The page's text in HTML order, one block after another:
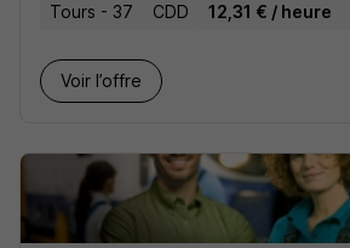
Tours - 37 CDD 12,31 € / heure
Voir l’offre